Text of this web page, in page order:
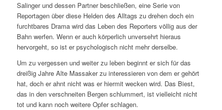
Salinger und dessen Partner beschließen, eine Serie von
Reportagen über diese Helden des Alltags zu drehen doch ein
furchtbares Drama wird das Leben des Reporters völlig aus der
Bahn werfen. Wenn er auch körperlich unversehrt hieraus
hervorgeht, so ist er psychologisch nicht mehr derselbe.
Um zu vergessen und weiter zu leben beginnt er sich für das
dreißig Jahre Alte Massaker zu interessieren von dem er gehört
hat, doch er ahnt nicht was er hiermit wecken wird. Das Biest,
das in den verschneiten Bergen schlummert, ist vielleicht nicht
tot und kann noch weitere Opfer schlagen.